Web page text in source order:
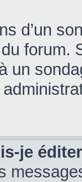
d’un
forum.
un
je